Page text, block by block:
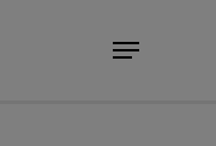
Menu